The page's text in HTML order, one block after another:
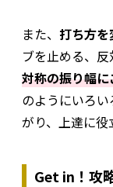
また、 打ち方を
ブを止める、反
対称の振り幅
のようにいろ
がり、上達に役
Get in！攻